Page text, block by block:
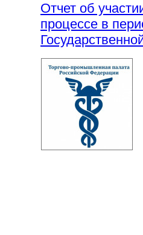
Отчет об
процессе в